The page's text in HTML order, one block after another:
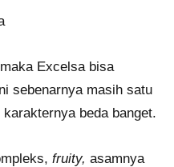
Excelsa bisa
sebenarnya masih satu
beda banget.
fruity, asamnya